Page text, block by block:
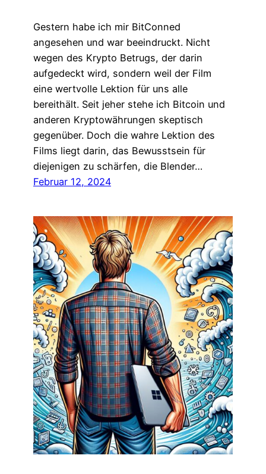
Gestern habe ich mir BitConned
angesehen und war beeindruckt. Nicht
wegen des Krypto Betrugs, der darin
aufgedeckt wird, sondern weil der Film
eine wertvolle Lektion für uns alle
bereithält. Seit jeher stehe ich Bitcoin und
anderen Kryptowährungen skeptisch
gegenüber. Doch die wahre Lektion des
Films liegt darin, das Bewusstsein für
diejenigen zu schärfen, die Blender…
Februar 12, 2024